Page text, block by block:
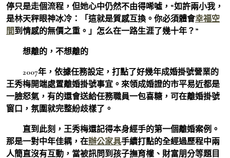
停只是走個流程，但她心中仍然不由得唏噓，“如許兩小我，
是林天秤眼神冰冷：「這就是質感互換。你必須體會幸福空
間到情感的無價之重。」怎么在一路生涯了幾十年？”
想離的，不想離的
2007年，依據任務設定，打點了好幾年成婚掛號營業的
王秀梅開端處置離婚掛號事宜。來領成婚證的市平易近都是
一臉怒氣，有的還會送給任務職員一包喜糖，可在離婚掛號
窗口，氛圍就完整紛歧樣了。
直到此刻，王秀梅還記得本身經手的第一個離婚案例。
那是一對中年佳耦，在辦公家具手續打點的全經過歷程中兩
人簡直沒有互動，當被訊問到孩子撫育權、財富朋分等題目